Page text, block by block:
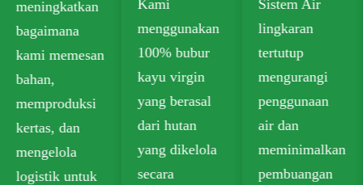
Kami
menggunakan
100% bubur
kayu virgin
yang berasal
dari hutan
yang dikelola
secara
Sistem Air
lingkaran
tertutup
mengurangi
penggunaan
air dan
meminimalkan
pembuangan
menawarkan
papan kertas
food grade
plastik bebas
yang
memenuhi
standar
keamanan